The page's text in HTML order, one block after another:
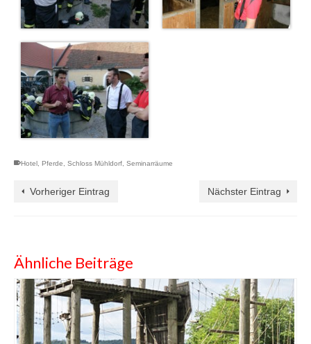
Hotel, Pferde, Schloss Mühldorf, Seminarräume
Vorheriger Eintrag Nächster Eintrag
Ähnliche Beiträge